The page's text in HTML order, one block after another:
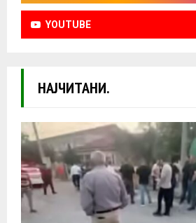
YOUTUBE
НАЈЧИТАНИ.